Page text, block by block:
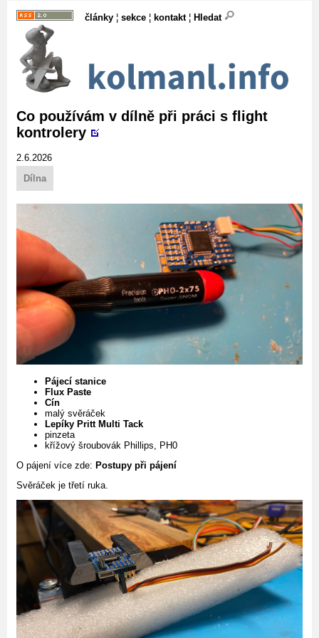
články ¦ sekce ¦ kontakt¦ Hledat
Co používám v dílně při práci s flight
kontrolery
2.6.2026
Dílna
Pájecí stanice
Flux Paste
Cín
malý svěráček
Lepíky Pritt Multi Tack
pinzeta
křížový šroubovák Phillips, PH0
O pájení více zde: Postupy při pájení
Svěráček je třetí ruka.